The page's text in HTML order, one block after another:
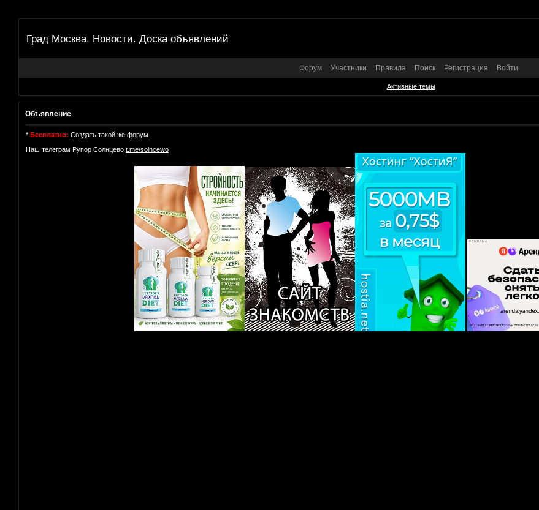
Град Москва. Новости. Доска объявлений
Форум Участники Правила Поиск Регистрация Войти
Активные темы
Объявление
* Бесплатно: Создать такой же форум
Наш телеграм Рупор Солнцево t.me/solncewo